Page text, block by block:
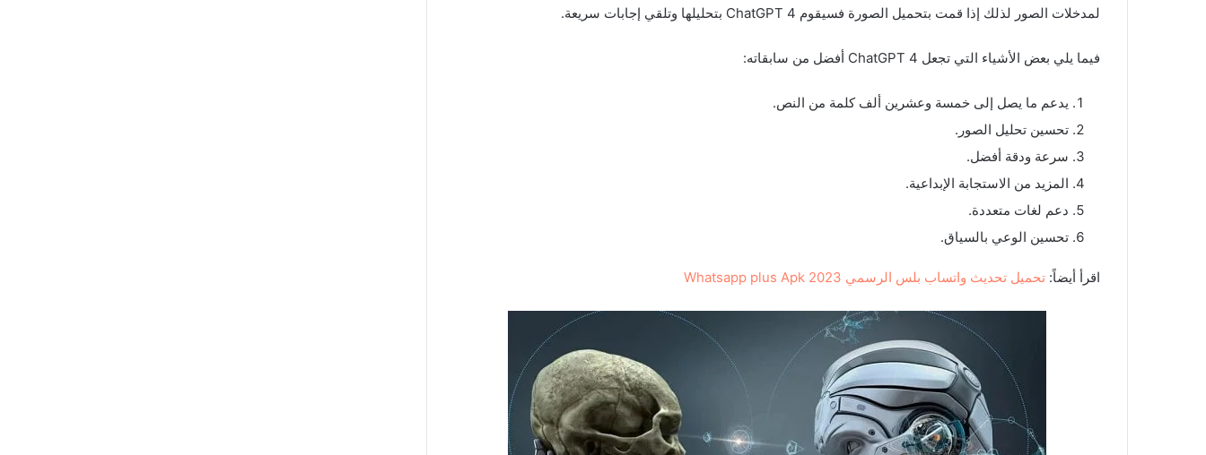
لمدخلات الصور لذلك إذا قمت بتحميل الصورة فسيقوم ChatGPT 4 بتحليلها وتلقي إجابات سريعة.
فيما يلي بعض الأشياء التي تجعل ChatGPT 4 أفضل من سابقاته:
يدعم ما يصل إلى خمسة وعشرين ألف كلمة من النص.
تحسين تحليل الصور.
سرعة ودقة أفضل.
المزيد من الاستجابة الإبداعية.
دعم لغات متعددة.
تحسين الوعي بالسياق.
اقرأ أيضاً: تحميل تحديث واتساب بلس الرسمي Whatsapp plus Apk 2023